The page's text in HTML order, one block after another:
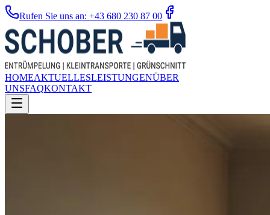
Rufen Sie uns an: +43 680 230 87 00
HOMEAKTUELLESLEISTUNGENÜBER
UNSFAQKONTAKT